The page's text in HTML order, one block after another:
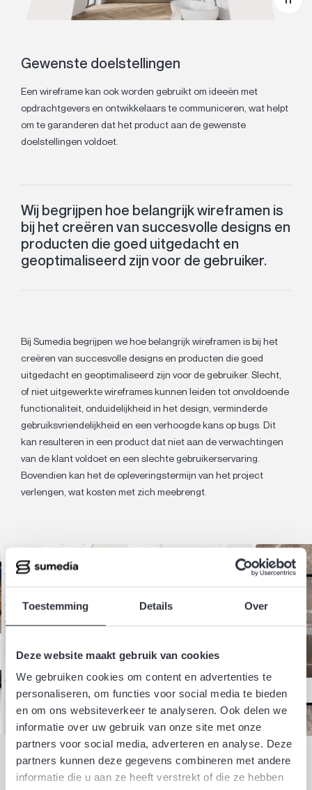
Toestemming Details Over
Deze website maakt gebruik van cookies
We gebruiken cookies om content en advertenties te
personaliseren, om functies voor social media te bieden
en om ons websiteverkeer te analyseren. Ook delen we
informatie over uw gebruik van onze site met onze
partners voor social media, adverteren en analyse. Deze
partners kunnen deze gegevens combineren met andere
informatie die u aan ze heeft verstrekt of die ze hebben
Gewenste doelstellingen
Een wireframe kan ook worden gebruikt om ideeën met
opdrachtgevers en ontwikkelaars te communiceren, wat helpt
om te garanderen dat het product aan de gewenste
doelstellingen voldoet.
Wij begrijpen hoe belangrijk wireframen is
bij het creëren van succesvolle designs en
producten die goed uitgedacht en
geoptimaliseerd zijn voor de gebruiker.
Bij Sumedia begrijpen we hoe belangrijk wireframen is bij het
creëren van succesvolle designs en producten die goed
uitgedacht en geoptimaliseerd zijn voor de gebruiker. Slecht,
of niet uitgewerkte wireframes kunnen leiden tot onvoldoende
functionaliteit, onduidelijkheid in het design, verminderde
gebruiksvriendelijkheid en een verhoogde kans op bugs. Dit
kan resulteren in een product dat niet aan de verwachtingen
van de klant voldoet en een slechte gebruikerservaring.
Bovendien kan het de opleveringstermijn van het project
verlengen, wat kosten met zich meebrengt.
Het eindproduct